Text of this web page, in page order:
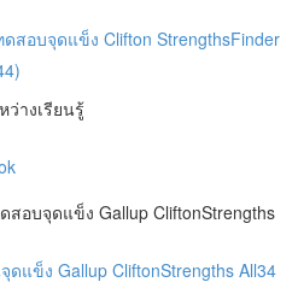
สอบจุดแข็ง Clifton StrengthsFinder
ว่างเรียนรู้
อบจุดแข็ง Gallup CliftonStrengths
แข็ง Gallup CliftonStrengths All34